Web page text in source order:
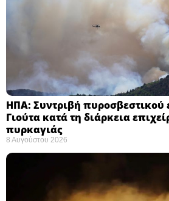
ΗΠΑ: Συντριβή πυροσβεστικού
Γιούτα κατά τη διάρκεια
πυρκαγιάς ​
8 Αυγούστου 2026